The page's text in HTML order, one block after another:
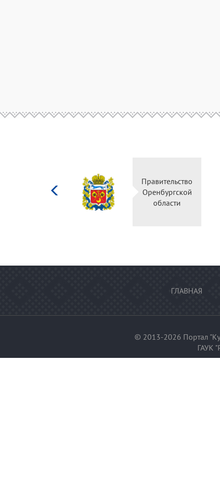
Правительство
Оренбургской
области
ГЛАВНАЯ
© 2013-2026 Портал
ГАУК